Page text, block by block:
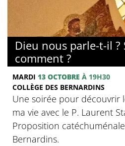
Dieu nous parle-t-il ?
comment ?
MARDI 13 OCTOBRE À 19H30
COLLÈGE DES BERNARDINS
Une soirée pour découvrir
ma vie avec le P. Laurent
Proposition
Bernardins.